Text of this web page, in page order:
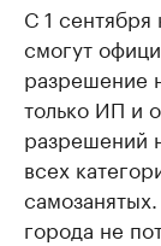
С 1 сентября
смогут
разрешение
только ИП и
разрешений
всех
города не